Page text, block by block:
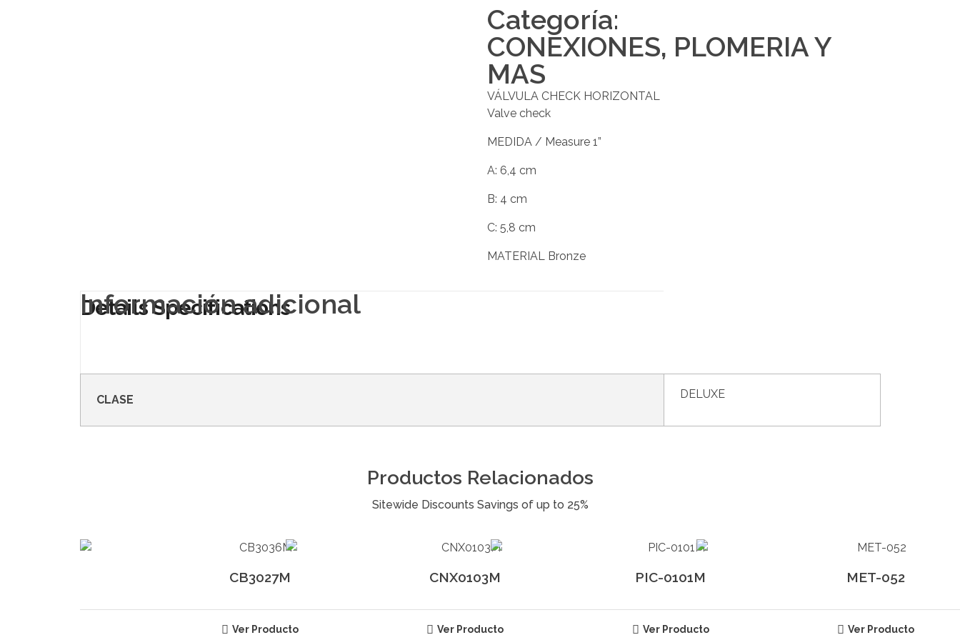
Categoría:
CONEXIONES, PLOMERIA Y
MAS
VÁLVULA CHECK HORIZONTAL
Valve check
MEDIDA / Measure 1”
A: 6,4 cm
B: 4 cm
C: 5,8 cm
MATERIAL Bronze
Información adicional
CLASE DELUXE
Productos Relacionados
CB3027M
Ver Producto
CNX0103M
Ver Producto
PIC-0101M
Ver Producto
MET-052
Ver Producto